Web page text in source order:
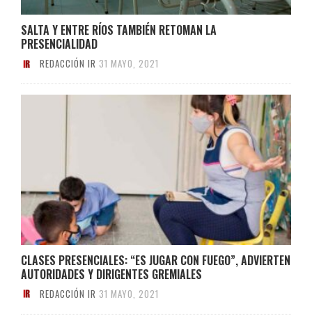
SALTA Y ENTRE RÍOS TAMBIÉN RETOMAN LA
PRESENCIALIDAD
REDACCIÓN IR 31 MAYO, 2021
CLASES PRESENCIALES: “ES JUGAR CON FUEGO”, ADVIERTEN
AUTORIDADES Y DIRIGENTES GREMIALES
REDACCIÓN IR 31 MAYO, 2021